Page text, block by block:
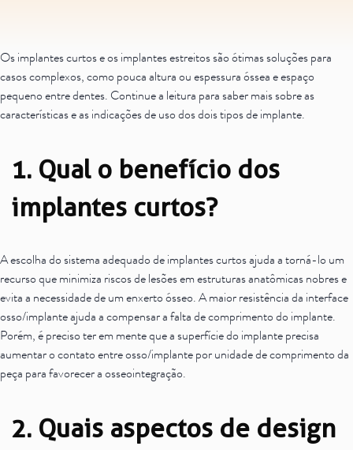
Os implantes curtos e os implantes estreitos são ótimas soluções para
casos complexos, como pouca altura ou espessura óssea e espaço
pequeno entre dentes. Continue a leitura para saber mais sobre as
características e as indicações de uso dos dois tipos de implante.
1. Qual o benefício dos
implantes curtos?
A escolha do sistema adequado de implantes curtos ajuda a torná-lo um
recurso que minimiza riscos de lesões em estruturas anatômicas nobres e
evita a necessidade de um enxerto ósseo. A maior resistência da interface
osso/implante ajuda a compensar a falta de comprimento do implante.
Porém, é preciso ter em mente que a superfície do implante precisa
aumentar o contato entre osso/implante por unidade de comprimento da
peça para favorecer a osseointegração.
2. Quais aspectos de design